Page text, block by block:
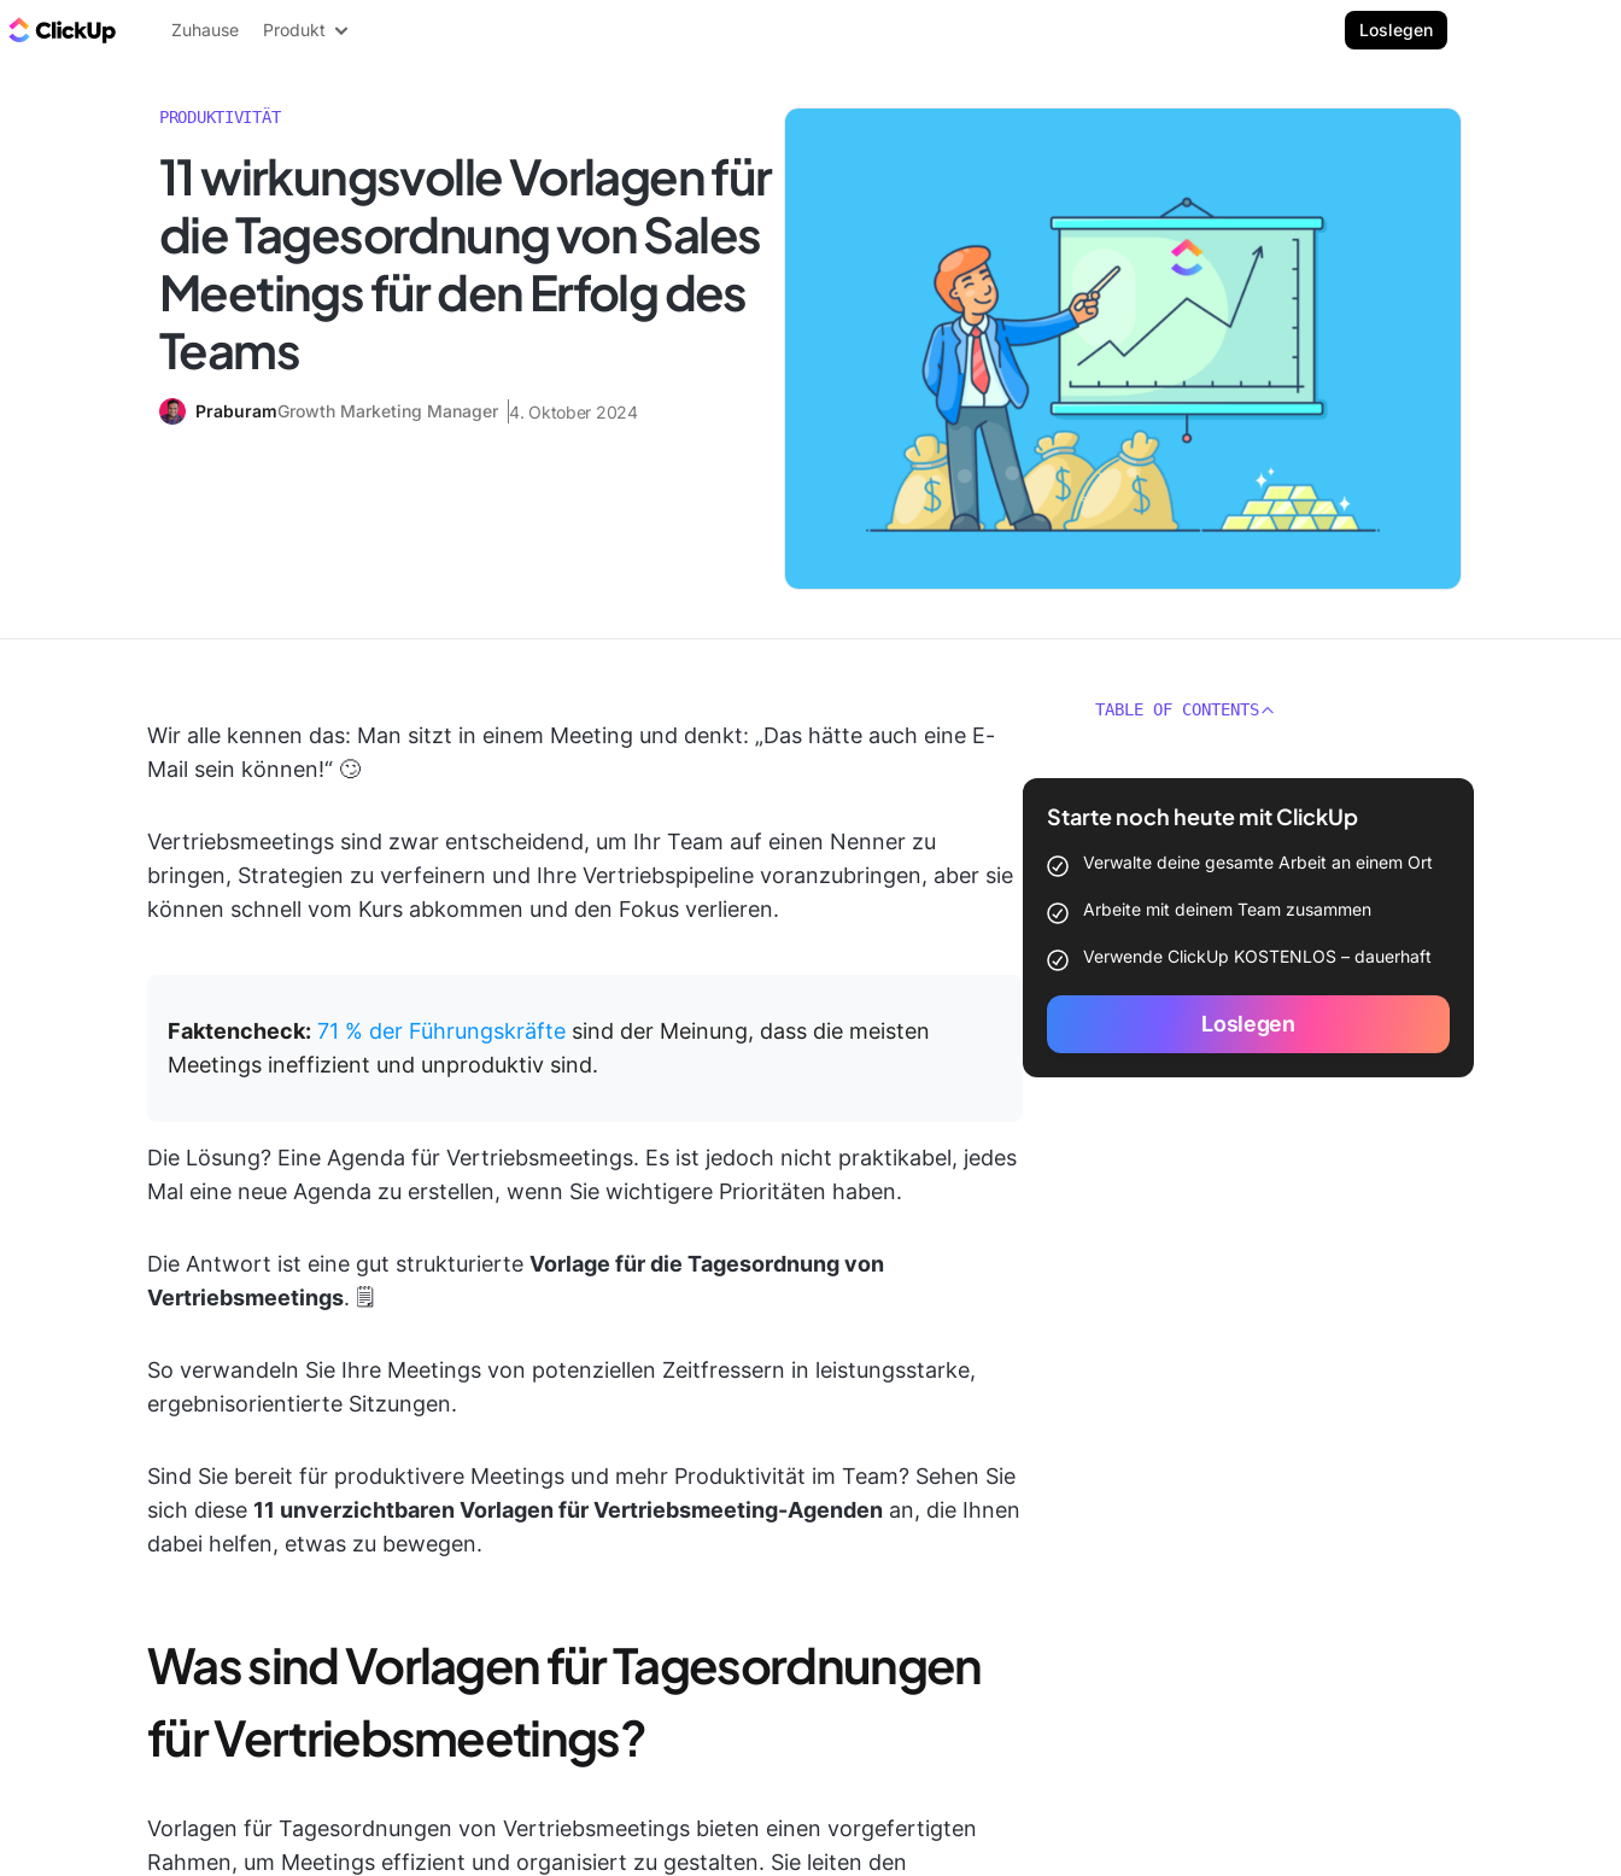
ClickUp Blog
Zuhause Produkt Loslegen
PRODUKTIVITÄT
11 wirkungsvolle Vorlagen für
die Tagesordnung von Sales
Meetings für den Erfolg des
Teams
PraburamGrowth Marketing Manager 4. Oktober 2024
Wir alle kennen das: Man sitzt in einem Meeting und denkt: „Das hätte auch eine E-
Mail sein können!“ 🙄
Vertriebsmeetings sind zwar entscheidend, um Ihr Team auf einen Nenner zu
bringen, Strategien zu verfeinern und Ihre Vertriebspipeline voranzubringen, aber sie
können schnell vom Kurs abkommen und den Fokus verlieren.
Faktencheck: 71 % der Führungskräfte sind der Meinung, dass die meisten
Meetings ineffizient und unproduktiv sind.
Die Lösung? Eine Agenda für Vertriebsmeetings. Es ist jedoch nicht praktikabel, jedes
Mal eine neue Agenda zu erstellen, wenn Sie wichtigere Prioritäten haben.
Die Antwort ist eine gut strukturierte Vorlage für die Tagesordnung von
Vertriebsmeetings. 🗒️
So verwandeln Sie Ihre Meetings von potenziellen Zeitfressern in leistungsstarke,
ergebnisorientierte Sitzungen.
Sind Sie bereit für produktivere Meetings und mehr Produktivität im Team? Sehen Sie
sich diese 11 unverzichtbaren Vorlagen für Vertriebsmeeting-Agenden an, die Ihnen
dabei helfen, etwas zu bewegen.
Was sind Vorlagen für Tagesordnungen
für Vertriebsmeetings?
Vorlagen für Tagesordnungen von Vertriebsmeetings bieten einen vorgefertigten
Rahmen, um Meetings effizient und organisiert zu gestalten. Sie leiten den
TABLE OF CONTENTS
Starte noch heute mit ClickUp
Verwalte deine gesamte Arbeit an einem Ort
Arbeite mit deinem Team zusammen
Verwende ClickUp KOSTENLOS – dauerhaft
Loslegen